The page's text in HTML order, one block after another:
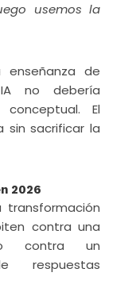
usemos la
enseñanza de
no debería
El
sin sacrificar la
2026
transformación
contra una
contra un
respuestas